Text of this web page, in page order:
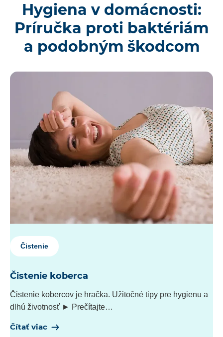
Hygiena v domácnosti:
Príručka proti baktériám
a podobným škodcom
Čistenie
Čistenie koberca
Čistenie kobercov je hračka. Užitočné tipy pre hygienu a
dlhú životnosť ► Prečítajte…
Čítať viac